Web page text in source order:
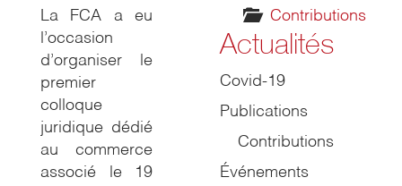
Contributions
La FCA a eu
l’occasion
d’organiser le
premier
colloque
juridique dédié
au commerce
associé le 19
Actualités
Covid-19
Publications
Contributions
Événements